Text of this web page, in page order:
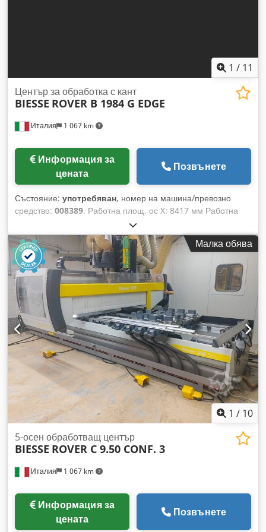
1 / 11
Италия 1 067 km
Център за обработка с кант
BIESSE ROVER B 1984 G EDGE
Информация за
цената
Позвънете
Състояние: употребяван, номер на машина/превозно
средство: 008389, Работна площ, ос X: 8417 мм Работна
площ, ос Y: 1930 мм Работна повърхност: С вакуумни
опори Мощност на основния шпиндел: 13,2 kW Брой
контролирани оси: 4 оси Максимална височина на детайла:
60 мм Cedpfsyqxxrox Ahbeha Брой пробивни шпиндели: 39
Брой места за инструменти: 22
Малка обява
1 / 10
Италия 1 067 km
5-осен обработващ център
BIESSE ROVER C 9.50 CONF. 3
Информация за
цената
Позвънете